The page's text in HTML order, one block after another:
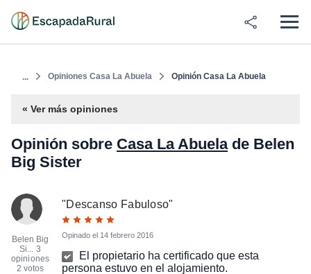
... Opiniones Casa La Abuela Opinión Casa La Abuela
« Ver más opiniones
Opinión sobre Casa La Abuelade Belen
Big Sister
Belen Big
Si... 3
opiniones
2 votos
"Descanso Fabuloso"
Opinado el 14 febrero 2016
El propietario ha certificado que esta
persona estuvo en el alojamiento.